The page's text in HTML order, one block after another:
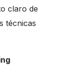
claro de
técnicas